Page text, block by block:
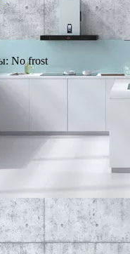
No frost